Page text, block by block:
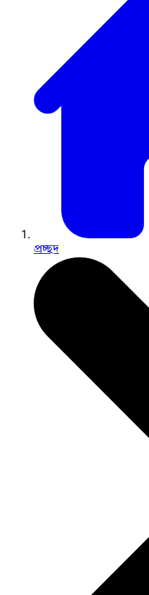
প্রচ্ছদ